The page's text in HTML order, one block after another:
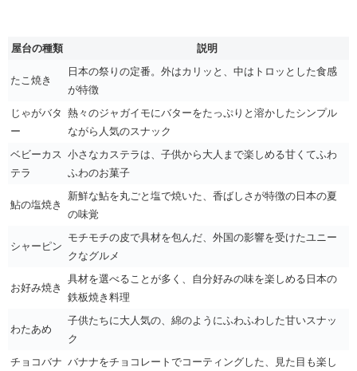
屋台の種類 説明
たこ焼き
日本の祭りの定番。外はカリッと、中はトロッとした食感
が特徴
じゃがバタ
ー
熱々のジャガイモにバターをたっぷりと溶かしたシンプル
ながら人気のスナック
ベビーカス
テラ
小さなカステラは、子供から大人まで楽しめる甘くてふわ
ふわのお菓子
鮎の塩焼き
新鮮な鮎を丸ごと塩で焼いた、香ばしさが特徴の日本の夏
の味覚
シャーピン
モチモチの皮で具材を包んだ、外国の影響を受けたユニー
クなグルメ
お好み焼き
具材を選べることが多く、自分好みの味を楽しめる日本の
鉄板焼き料理
わたあめ
子供たちに大人気の、綿のようにふわふわした甘いスナッ
ク
チョコバナ バナナをチョコレートでコーティングした、見た目も楽し